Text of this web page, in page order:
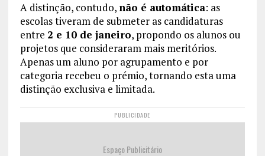
A distinção, contudo, não é automática: as
escolas tiveram de submeter as candidaturas
entre 2 e 10 de janeiro, propondo os alunos ou
projetos que consideraram mais meritórios.
Apenas um aluno por agrupamento e por
categoria recebeu o prémio, tornando esta uma
distinção exclusiva e limitada.
PUBLICIDADE
Espaço Publicitário